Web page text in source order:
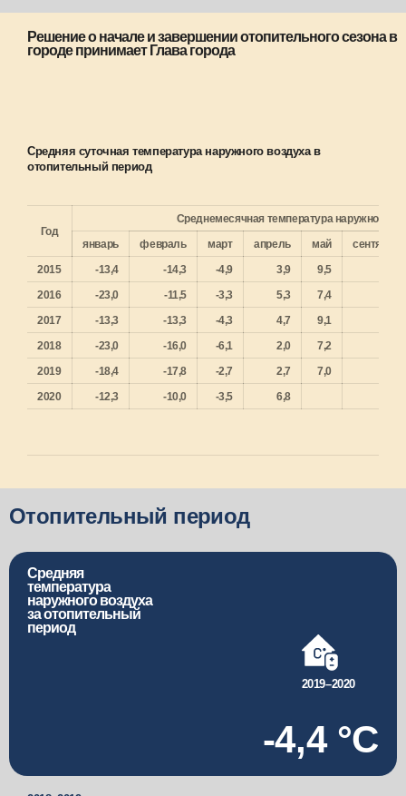
Решение о начале и завершении отопительного сезона в
городе принимает Глава города
Средняя суточная температура наружного воздуха в
отопительный период
Год
Среднемесячная температура наружного
январь февраль март апрель май сентябрь
2015 -13,4 -14,3 -4,9 3,9 9,5
2016 -23,0 -11,5 -3,3 5,3 7,4
2017 -13,3 -13,3 -4,3 4,7 9,1
2018 -23,0 -16,0 -6,1 2,0 7,2
2019 -18,4 -17,8 -2,7 2,7 7,0
2020 -12,3 -10,0 -3,5 6,8
Отопительный период
Средняя
температура
наружного воздуха
за отопительный
период
2019–2020
-4,4°C